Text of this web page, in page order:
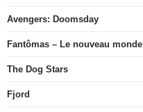
Avengers: Doomsday
Fantômas – Le nouveau monde
The Dog Stars
Fjord